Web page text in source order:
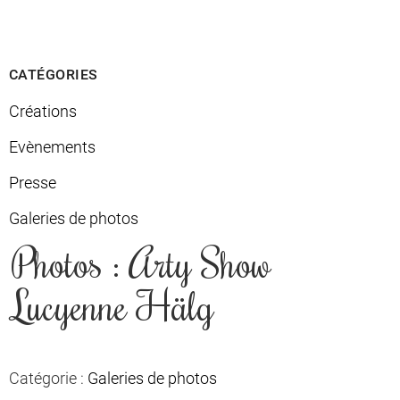
CATÉGORIES
Créations
Evènements
Presse
Galeries de photos
Photos : Arty Show
Lucyenne Hälg
Catégorie : Galeries de photos